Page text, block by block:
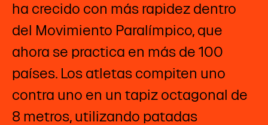
ha crecido con más rapidez dentro
del Movimiento Paralímpico, que
ahora se practica en más de 100
países. Los atletas compiten uno
contra uno en un tapiz octagonal de
8 metros, utilizando patadas